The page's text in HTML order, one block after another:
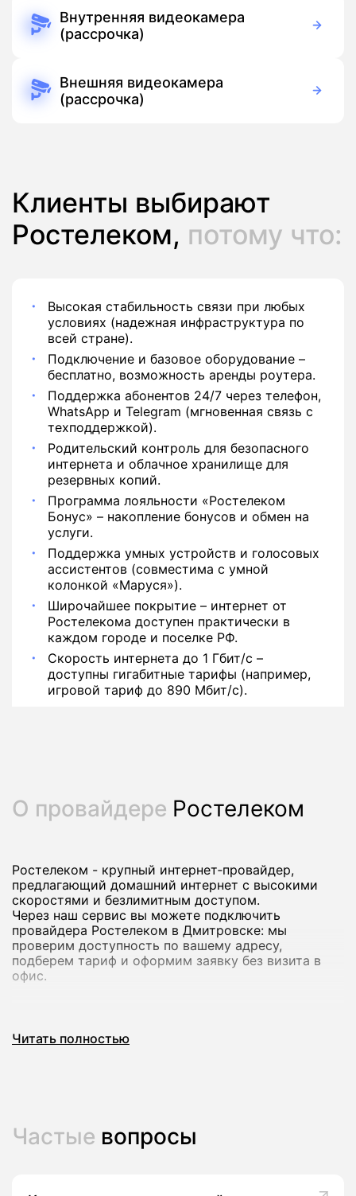
ПодпискаВнутренняя видеокамера
(рассрочка)
ПодпискаВнешняя видеокамера
(рассрочка)
Клиенты выбирают
Ростелеком, потому что:
Высокая стабильность связи при любых
условиях (надежная инфраструктура по
всей стране).
Подключение и базовое оборудование –
бесплатно, возможность аренды роутера.
Поддержка абонентов 24/7 через телефон,
WhatsApp и Telegram (мгновенная связь с
техподдержкой).
Родительский контроль для безопасного
интернета и облачное хранилище для
резервных копий.
Программа лояльности «Ростелеком
Бонус» – накопление бонусов и обмен на
услуги.
Поддержка умных устройств и голосовых
ассистентов (совместима с умной
колонкой «Маруся»).
Широчайшее покрытие – интернет от
Ростелекома доступен практически в
каждом городе и поселке РФ.
Скорость интернета до 1 Гбит/с –
доступны гигабитные тарифы (например,
игровой тариф до 890 Мбит/с).
О провайдере Ростелеком
Ростелеком - крупный интернет‑провайдер,
предлагающий домашний интернет с высокими
скоростями и безлимитным доступом.
Через наш сервис вы можете подключить
провайдера Ростелеком в Дмитровске: мы
проверим доступность по вашему адресу,
подберем тариф и оформим заявку без визита в
офис.
интернет Ростелеком
В большинстве городов доступны тарифы со
скоростью до сотен мегабит в секунду, а на ряде
Читать полностью
Частые вопросы